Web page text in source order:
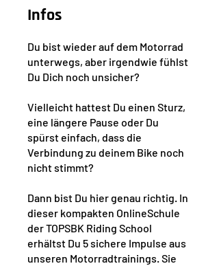
Infos
Du bist wieder auf dem Motorrad
unterwegs, aber irgendwie fühlst
Du Dich noch unsicher?
Vielleicht hattest Du einen Sturz,
eine längere Pause oder Du
spürst einfach, dass die
Verbindung zu deinem Bike noch
nicht stimmt?
Dann bist Du hier genau richtig. In
dieser kompakten OnlineSchule
der TOPSBK Riding School
erhältst Du 5 sichere Impulse aus
unseren Motorradtrainings. Sie